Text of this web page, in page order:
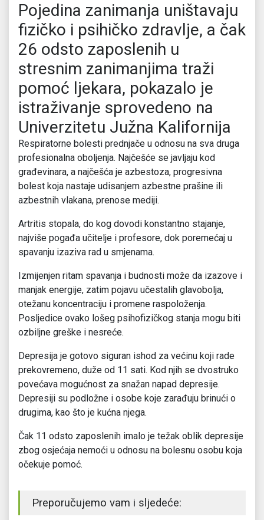
Pojedina zanimanja uništavaju
fizičko i psihičko zdravlje, a čak
26 odsto zaposlenih u
stresnim zanimanjima traži
pomoć ljekara, pokazalo je
istraživanje sprovedeno na
Univerzitetu Južna Kalifornija
Respiratorne bolesti prednjače u odnosu na sva druga
profesionalna oboljenja. Najčešće se javljaju kod
građevinara, a najčešća je azbestoza, progresivna
bolest koja nastaje udisanjem azbestne prašine ili
azbestnih vlakana, prenose mediji.
Artritis stopala, do kog dovodi konstantno stajanje,
najviše pogađa učitelje i profesore, dok poremećaj u
spavanju izaziva rad u smjenama.
Izmijenjen ritam spavanja i budnosti može da izazove i
manjak energije, zatim pojavu učestalih glavobolja,
otežanu koncentraciju i promene raspoloženja.
Posljedice ovako lošeg psihofizičkog stanja mogu biti
ozbiljne greške i nesreće.
Depresija je gotovo siguran ishod za većinu koji rade
prekovremeno, duže od 11 sati. Kod njih se dvostruko
povećava mogućnost za snažan napad depresije.
Depresiji su podložne i osobe koje zarađuju brinući o
drugima, kao što je kućna njega.
Čak 11 odsto zaposlenih imalo je težak oblik depresije
zbog osjećaja nemoći u odnosu na bolesnu osobu koja
očekuje pomoć.
Preporučujemo vam i sljedeće: